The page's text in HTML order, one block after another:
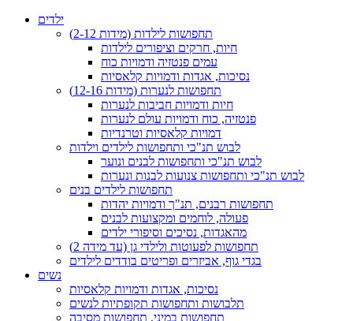
ילדים
תחפושות לילדות (מידות 2-12)
חיות, חרקים וציפורים לילדות
עמים פנטזיה ודמויות כוח
נסיכות, אגדות ודמויות קלאסיות
תחפושות לנערות (מידות 12-16)
חיות ודמויות חביבות לנערות
פנטזיה, כוח ודמויות עולם לנערות
דמויות קלאסיות וטרנדיות
לבוש תנ"כי ותחפושות לילדים וילדות
לבוש תנ"כי ותחפושות לבנים ונוער
לבוש תנ"כי ותחפושות צנועות לבנות ונערות
תחפושות לילדים בנים
תחפושות רבנים, תנ"ך ודמויות יהדות
פעולה, לוחמים ומקצועות לבנים
מהאגדות, נסיכים וסיפורי ילדים
תחפושות לפעוטות ולילדי גן (עד מידה 2)
בגדי גוף, אביזרים ופריטים בודדים לילדים
נשים
נסיכות, אגדות ודמויות קלאסיות
תלבושות ותחפושות תקופתיות לנשים
תחפושות במיני, תחפושות מסיבה